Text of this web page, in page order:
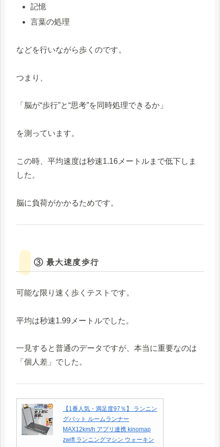
記憶
言葉の処理
などを行いながら歩くのです。
つまり、
「脳が“歩行”と“思考”を同時処理できるか」
を測っています。
この時、平均速度は秒速1.16メートルまで低下しま
した。
脳に負荷がかかるためです。
③ 最大速度歩行
可能な限り速く歩くテストです。
平均は秒速1.99メートルでした。
一見すると普通のデータですが、本当に重要なのは
「個人差」でした。
【1番人気・満足度97％】 ランニン
グパット ルームランナー
MAX12km/h アプリ連携 kinomap
zwift ランニングマシン ウォーキン